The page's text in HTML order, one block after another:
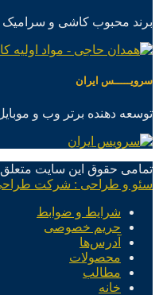
برند محبوب کاشی و سرامیک
سرویـــــس ایران
توسعه دهنده برتر وب و
تمامی حقوق این سایت
سئو و طراحی : شرکت
شرایط و ضوابط
حریم خصوصی
آدرس‌ها
محصولات
مطالب
خانه